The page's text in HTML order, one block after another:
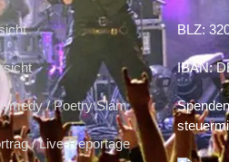
/ Poetry Slam
/ Live-Reportage
BLZ:
IBAN: